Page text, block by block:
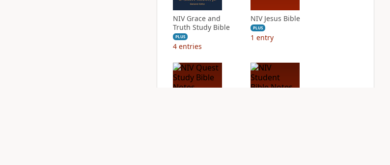
NIV Grace and
Truth Study Bible
PLUS
4 entries
NIV Jesus Bible
PLUS
1 entry